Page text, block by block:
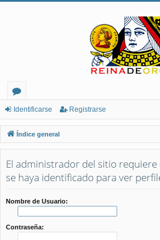
or
os
Identificarse Registrarse
Índice general
El administrador del sitio
se haya identificado para ver
Nombre de Usuario:
Contraseña: